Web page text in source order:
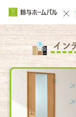
イン